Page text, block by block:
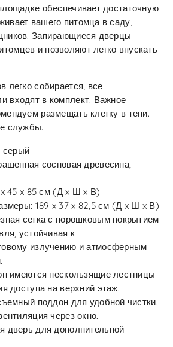
обеспечивает достаточную
вашего питомца в саду,
Запирающиеся дверцы
и позволяют легко впускать
легко собирается, все
входят в комплект. Важное
размещать клетку в тени.
службы.
серый
сосновая древесина,
45 x 85 см (Д x Ш x В)
189 x 37 x 82,5 см (Д x Ш x В)
сетка с порошковым покрытием
устойчивая к
излучению и атмосферным
имеются нескользящие лестницы
доступа на верхний этаж.
поддон для удобной чистки.
через окно.
дверь для дополнительной